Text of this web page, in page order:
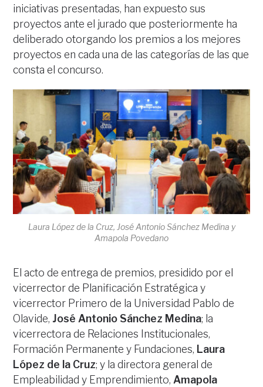
iniciativas presentadas, han expuesto sus
proyectos ante el jurado que posteriormente ha
deliberado otorgando los premios a los mejores
proyectos en cada una de las categorías de las que
consta el concurso.
Laura López de la Cruz, José Antonio Sánchez Medina y
Amapola Povedano
El acto de entrega de premios, presidido por el
vicerrector de Planificación Estratégica y
vicerrector Primero de la Universidad Pablo de
Olavide, José Antonio Sánchez Medina; la
vicerrectora de Relaciones Institucionales,
Formación Permanente y Fundaciones, Laura
López de la Cruz; y la directora general de
Empleabilidad y Emprendimiento,Amapola